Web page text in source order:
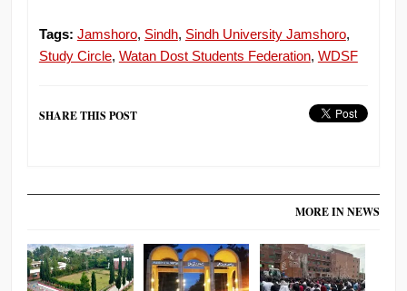
Tags: Jamshoro, Sindh, Sindh University Jamshoro,
Study Circle, Watan Dost Students Federation, WDSF
SHARE THIS POST
MORE IN NEWS